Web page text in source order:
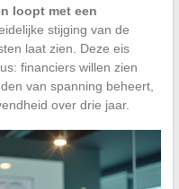
loopt met een
stijging van de
laat zien. Deze eis
financiers willen zien
van spanning beheert,
over drie jaar.